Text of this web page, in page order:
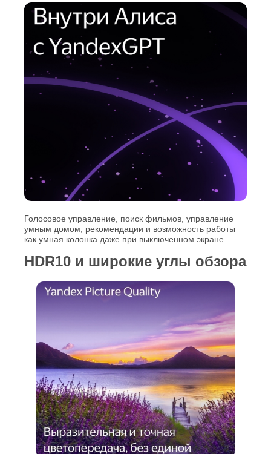
Голосовое управление, поиск фильмов, управление
умным домом, рекомендации и возможность работы
как умная колонка даже при выключенном экране.
HDR10 и широкие углы обзора